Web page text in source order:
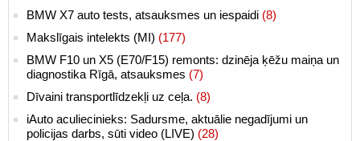
BMW X7 auto tests, atsauksmes un iespaidi (8)
Makslīgais intelekts (MI) (177)
BMW F10 un X5 (E70/F15) remonts: dzinēja ķēžu maiņa un
diagnostika Rīgā, atsauksmes (7)
Dīvaini transportlīdzekļi uz ceļa. (8)
iAuto aculiecinieks: Sadursme, aktuālie negadījumi un
policijas darbs, sūti video (LIVE) (28)